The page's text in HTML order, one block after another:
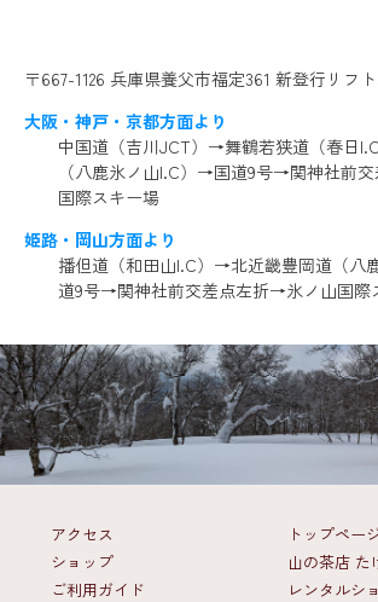
〒667-1126 兵庫県養父市福定361 新登行リフ
大阪・神戸・京都方面より
中国道（吉川JCT）→舞鶴若狭道（春日
（八鹿氷ノ山I.C）→国道9号→関神社前
国際スキー場
姫路・岡山方面より
播但道（和田山I.C）→北近畿豊岡道（八
道9号→関神社前交差点左折→氷ノ山国際
アクセス
ショップ
ご利用ガイド
トップペー
山の茶店 た
レンタルシ